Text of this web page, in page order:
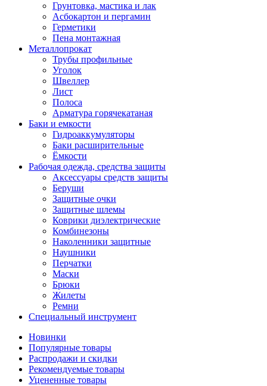
Грунтовка, мастика и лак
Асбокартон и пергамин
Герметики
Пена монтажная
Металлопрокат
Трубы профильные
Уголок
Швеллер
Лист
Полоса
Арматура горячекатаная
Баки и емкости
Гидроаккумуляторы
Баки расширительные
Ёмкости
Рабочая одежда, средства защиты
Аксессуары средств защиты
Беруши
Защитные очки
Защитные шлемы
Коврики диэлектрические
Комбинезоны
Наколенники защитные
Наушники
Перчатки
Маски
Брюки
Жилеты
Ремни
Специальный инструмент
Новинки
Популярные товары
Распродажи и скидки
Рекомендуемые товары
Уцененные товары